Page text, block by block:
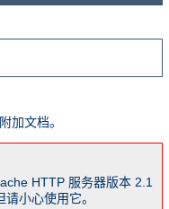
加文档。
HTTP 服务器版本 2.1
小心使用它。